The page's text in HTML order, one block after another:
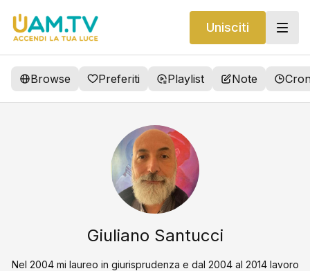
Unisciti
Browse Preferiti Playlist Note
Giuliano Santucci
Nel 2004 mi laureo in giurisprudenza e dal 2004 al 2014 lavoro